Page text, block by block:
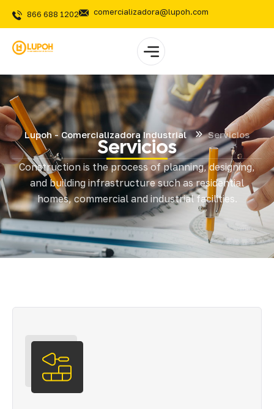
866 688 1202 comercializadora@lupoh.com
Lupoh - Comercializadora Industrial Servicios
Servicios
Construction is the process of planning, designing,
and building infrastructure such as residential
homes, commercial and industrial facilities.